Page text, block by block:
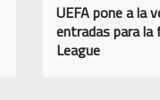
UEFA pone a la
entradas para la
League